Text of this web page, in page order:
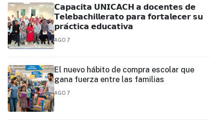
𝗖𝗮𝗽𝗮𝗰𝗶𝘁𝗮 𝗨𝗡𝗜𝗖𝗔𝗖𝗛 𝗮 𝗱𝗼𝗰𝗲𝗻𝘁𝗲𝘀 𝗱𝗲
𝗧𝗲𝗹𝗲𝗯𝗮𝗰𝗵𝗶𝗹𝗹𝗲𝗿𝗮𝘁𝗼 𝗽𝗮𝗿𝗮 𝗳𝗼𝗿𝘁𝗮𝗹𝗲𝗰𝗲𝗿 𝘀𝘂
𝗽𝗿𝗮́𝗰𝘁𝗶𝗰𝗮 𝗲𝗱𝘂𝗰𝗮𝘁𝗶𝘃𝗮
AGO 7
El nuevo hábito de compra escolar que
gana fuerza entre las familias
AGO 7